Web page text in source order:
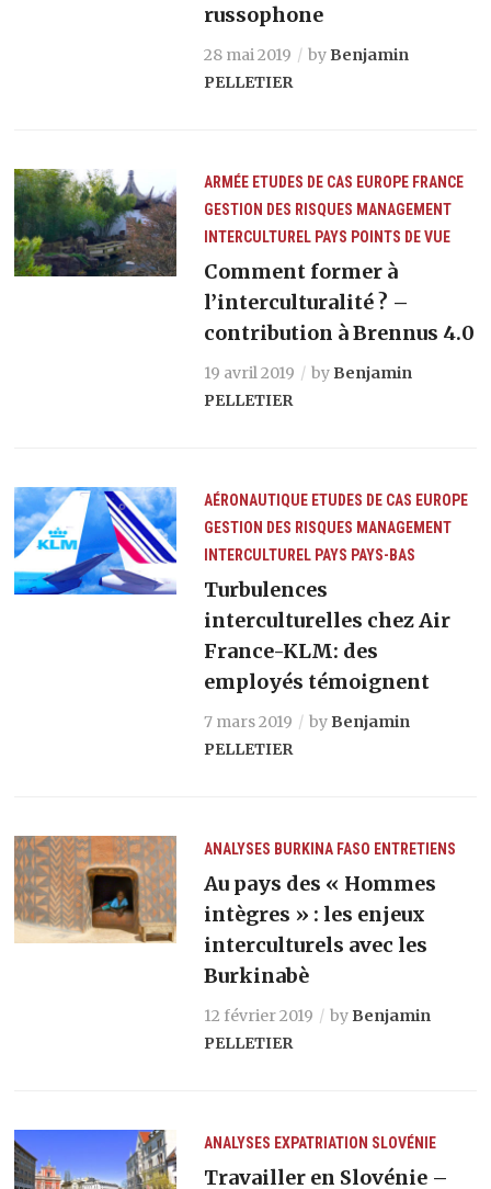
russophone
28 mai 2019 by Benjamin
PELLETIER
ARMÉE ETUDES DE CAS EUROPE FRANCE
GESTION DES RISQUES MANAGEMENT
INTERCULTUREL PAYS POINTS DE VUE
Comment former à
l’interculturalité ? –
contribution à Brennus 4.0
19 avril 2019 by Benjamin
PELLETIER
AÉRONAUTIQUE ETUDES DE CAS EUROPE
GESTION DES RISQUES MANAGEMENT
INTERCULTUREL PAYS PAYS-BAS
Turbulences
interculturelles chez Air
France-KLM: des
employés témoignent
7 mars 2019 by Benjamin
PELLETIER
ANALYSES BURKINA FASO ENTRETIENS
Au pays des « Hommes
intègres » : les enjeux
interculturels avec les
Burkinabè
12 février 2019 by Benjamin
PELLETIER
ANALYSES EXPATRIATION SLOVÉNIE
Travailler en Slovénie –